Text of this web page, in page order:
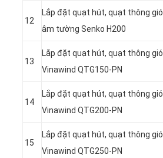
12
Lắp đặt quạt hút, quạt thông gió
âm tường Senko H200
13
Lắp đặt quạt hút, quạt thông gió
Vinawind QTG150-PN
14
Lắp đặt quạt hút, quạt thông gió
Vinawind QTG200-PN
15
Lắp đặt quạt hút, quạt thông gió
Vinawind QTG250-PN